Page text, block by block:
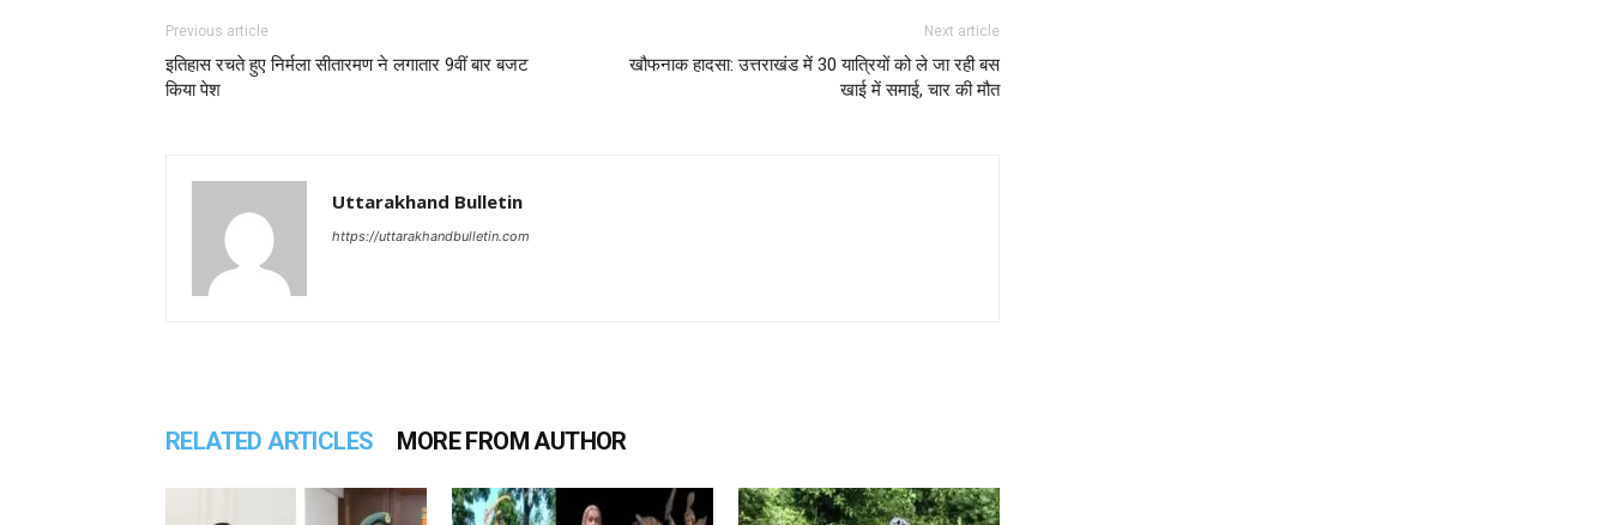
Previous article
इतिहास रचते हुए निर्मला सीतारमण ने लगातार 9वीं बार बजट
किया पेश
Next article
खौफनाक हादसा: उत्तराखंड में 30 यात्रियों को ले जा रही बस
खाई में समाई, चार की मौत
Uttarakhand Bulletin
https://uttarakhandbulletin.com
RELATED ARTICLES MORE FROM AUTHOR